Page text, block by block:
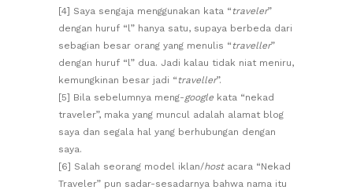
[4] Saya sengaja menggunakan kata “traveler”
dengan huruf “l” hanya satu, supaya berbeda dari
sebagian besar orang yang menulis “traveller”
dengan huruf “l” dua. Jadi kalau tidak niat meniru,
kemungkinan besar jadi “traveller”.
[5] Bila sebelumnya meng-google kata “nekad
traveler”, maka yang muncul adalah alamat blog
saya dan segala hal yang berhubungan dengan
saya.
[6] Salah seorang model iklan/hostacara “Nekad
Traveler” pun sadar-sesadarnya bahwa nama itu